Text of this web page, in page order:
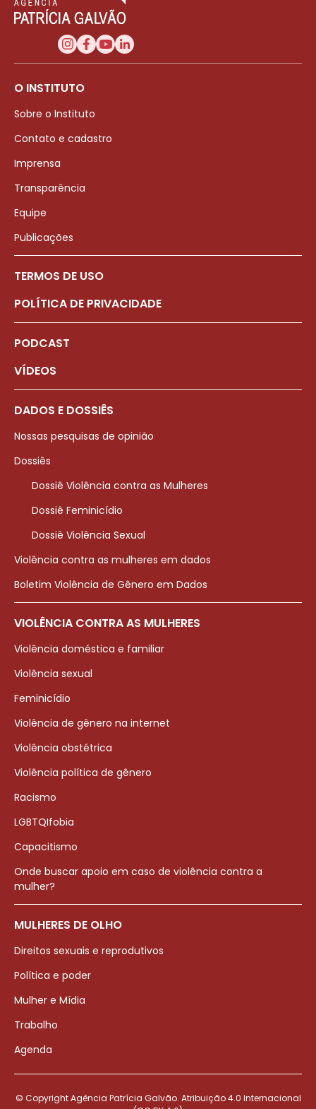
O INSTITUTO
Sobre o Instituto
Contato e cadastro
Imprensa
Transparência
Equipe
Publicações
TERMOS DE USO
POLÍTICA DE PRIVACIDADE
PODCAST
VÍDEOS
DADOS E DOSSIÊS
Nossas pesquisas de opinião
Dossiês
Dossiê Violência contra as Mulheres
Dossiê Feminicídio
Dossiê Violência Sexual
Violência contra as mulheres em dados
Boletim Violência de Gênero em Dados
VIOLÊNCIA CONTRA AS MULHERES
Violência doméstica e familiar
Violência sexual
Feminicídio
Violência de gênero na internet
Violência obstétrica
Violência política de gênero
Racismo
LGBTQIfobia
Capacitismo
Onde buscar apoio em caso de violência contra a
mulher?
MULHERES DE OLHO
Direitos sexuais e reprodutivos
Política e poder
Mulher e Mídia
Trabalho
Agenda
© Copyright Agência Patrícia Galvão. Atribuição 4.0 Internacional